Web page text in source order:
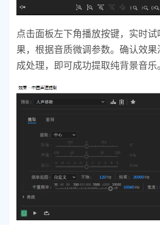
点击面板左下角播放按键，实时
果，根据音质微调参数。确认效
成处理，即可成功提取纯背景音乐